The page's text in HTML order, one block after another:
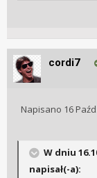
cordi7
Napisano 16
W dniu
napisał(-a):